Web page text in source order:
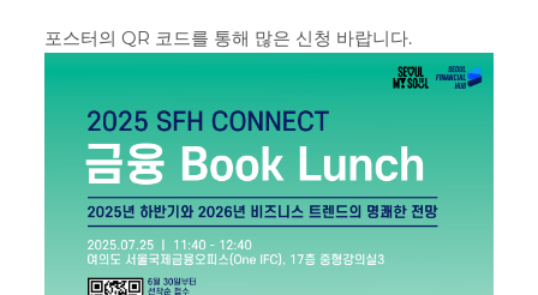
포스터의 QR 코드를 통해 많은 신청 바랍니다.